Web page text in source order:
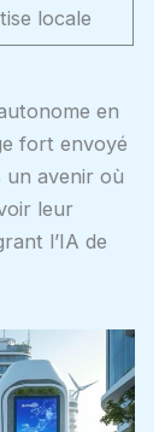
locale
en
fort envoyé
un avenir où
leur
l’IA de